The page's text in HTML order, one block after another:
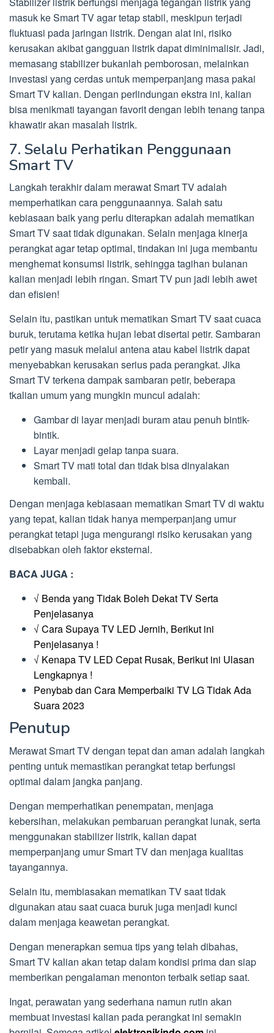
masuk ke Smart TV agar tetap stabil, meskipun terjadi
fluktuasi pada jaringan listrik. Dengan alat ini, risiko
kerusakan akibat gangguan listrik dapat diminimalisir. Jadi,
memasang stabilizer bukanlah pemborosan, melainkan
investasi yang cerdas untuk memperpanjang masa pakai
Smart TV kalian. Dengan perlindungan ekstra ini, kalian
bisa menikmati tayangan favorit dengan lebih tenang tanpa
khawatir akan masalah listrik.
7. Selalu Perhatikan Penggunaan
Smart TV
Langkah terakhir dalam merawat Smart TV adalah
memperhatikan cara penggunaannya. Salah satu
kebiasaan baik yang perlu diterapkan adalah mematikan
Smart TV saat tidak digunakan. Selain menjaga kinerja
perangkat agar tetap optimal, tindakan ini juga membantu
menghemat konsumsi listrik, sehingga tagihan bulanan
kalian menjadi lebih ringan. Smart TV pun jadi lebih awet
dan efisien!
Selain itu, pastikan untuk mematikan Smart TV saat cuaca
buruk, terutama ketika hujan lebat disertai petir. Sambaran
petir yang masuk melalui antena atau kabel listrik dapat
menyebabkan kerusakan serius pada perangkat. Jika
Smart TV terkena dampak sambaran petir, beberapa
tkalian umum yang mungkin muncul adalah:
Gambar di layar menjadi buram atau penuh bintik-
bintik.
Layar menjadi gelap tanpa suara.
Smart TV mati total dan tidak bisa dinyalakan
kembali.
Dengan menjaga kebiasaan mematikan Smart TV di waktu
yang tepat, kalian tidak hanya memperpanjang umur
perangkat tetapi juga mengurangi risiko kerusakan yang
disebabkan oleh faktor eksternal.
BACA JUGA :
√ Benda yang Tidak Boleh Dekat TV Serta
Penjelasanya
√ Cara Supaya TV LED Jernih, Berikut ini
Penjelasanya !
√ Kenapa TV LED Cepat Rusak, Berikut ini Ulasan
Lengkapnya !
Penybab dan Cara Memperbaiki TV LG Tidak Ada
Suara 2023
Penutup
Merawat Smart TV dengan tepat dan aman adalah langkah
penting untuk memastikan perangkat tetap berfungsi
optimal dalam jangka panjang.
Dengan memperhatikan penempatan, menjaga
kebersihan, melakukan pembaruan perangkat lunak, serta
menggunakan stabilizer listrik, kalian dapat
memperpanjang umur Smart TV dan menjaga kualitas
tayangannya.
Selain itu, membiasakan mematikan TV saat tidak
digunakan atau saat cuaca buruk juga menjadi kunci
dalam menjaga keawetan perangkat.
Dengan menerapkan semua tips yang telah dibahas,
Smart TV kalian akan tetap dalam kondisi prima dan siap
memberikan pengalaman menonton terbaik setiap saat.
Ingat, perawatan yang sederhana namun rutin akan
membuat investasi kalian pada perangkat ini semakin